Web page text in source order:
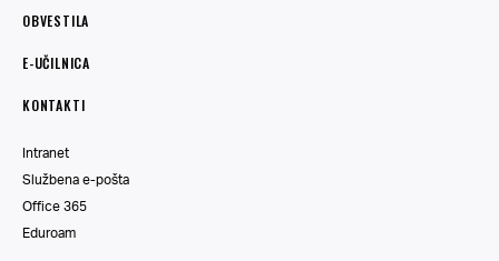
OBVESTILA
E-UČILNICA
KONTAKTI
Intranet
Službena e-pošta
Office 365
Eduroam